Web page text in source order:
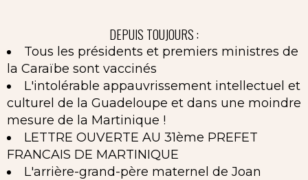
DEPUIS TOUJOURS :
Tous les présidents et premiers ministres de
la Caraïbe sont vaccinés
L'intolérable appauvrissement intellectuel et
culturel de la Guadeloupe et dans une moindre
mesure de la Martinique !
LETTRE OUVERTE AU 31ème PREFET
FRANCAIS DE MARTINIQUE
L'arrière-grand-père maternel de Joan